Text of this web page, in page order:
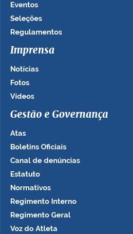
Eventos
Seleções
Regulamentos
Imprensa
Notícias
Fotos
Vídeos
Gestão e Governança
Atas
Boletins Oficiais
Canal de denúncias
Estatuto
Normativos
Regimento Interno
Regimento Geral
Voz do Atleta